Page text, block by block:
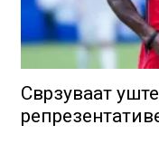
Сврзуваат